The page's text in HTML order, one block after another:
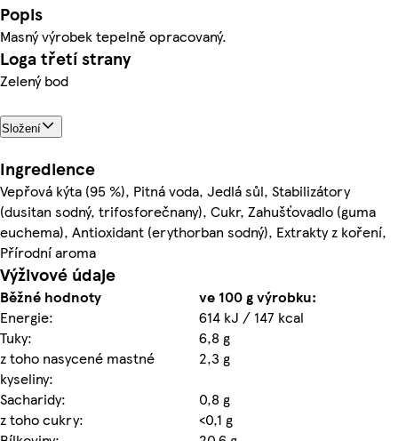
Popis
Masný výrobek tepelně opracovaný.
Loga třetí strany
Zelený bod
Složení
Ingredience
Vepřová kýta (95 %), Pitná voda, Jedlá sůl, Stabilizátory
(dusitan sodný, trifosforečnany), Cukr, Zahušťovadlo (guma
euchema), Antioxidant (erythorban sodný), Extrakty z koření,
Přírodní aroma
Výživové údaje
Běžné hodnoty
ve 100 g výrobku:
Energie:
614 kJ / 147 kcal
Tuky:
6,8 g
z toho nasycené mastné
kyseliny:
2,3 g
Sacharidy:
0,8 g
z toho cukry:
<0,1 g